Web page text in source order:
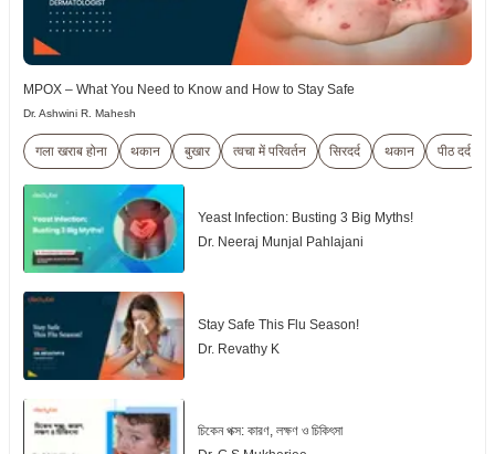
MPOX – What You Need to Know and How to Stay Safe
Dr. Ashwini R. Mahesh
गला खराब होना थकान बुखार त्वचा में परिवर्तन सिरदर्द थकान पीठ दर्द
Yeast Infection: Busting 3 Big Myths!
Dr. Neeraj Munjal Pahlajani
Stay Safe This Flu Season!
Dr. Revathy K
চিকেন পক্স: কারণ, লক্ষণ ও চিকিৎসা